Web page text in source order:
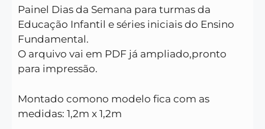
Painel Dias da Semana para turmas da
Educação Infantil e séries iniciais do Ensino
Fundamental.
O arquivo vai em PDF já ampliado,pronto
para impressão.
Montado comono modelo fica com as
medidas: 1,2m x 1,2m